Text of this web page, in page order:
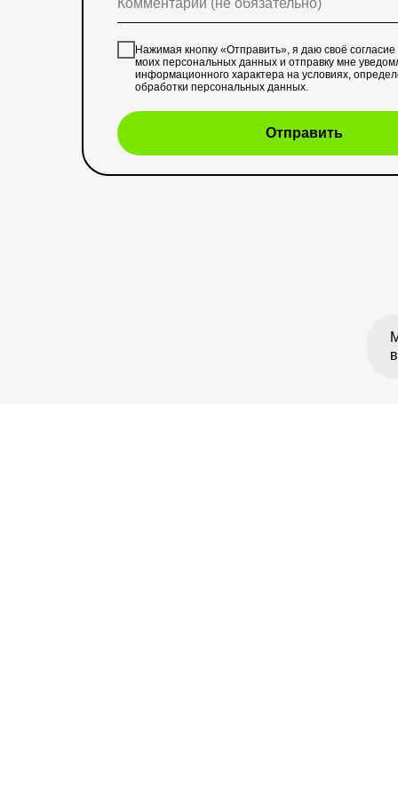
Нажимая кнопку «Отправить», я даю своё согласие
моих персональных данных и отправку мне
информационного характера на условиях,
обработки персональных данных.
Отправить